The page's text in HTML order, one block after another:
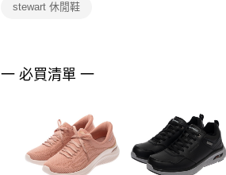
stewart 休閒鞋
一 必買清單 一